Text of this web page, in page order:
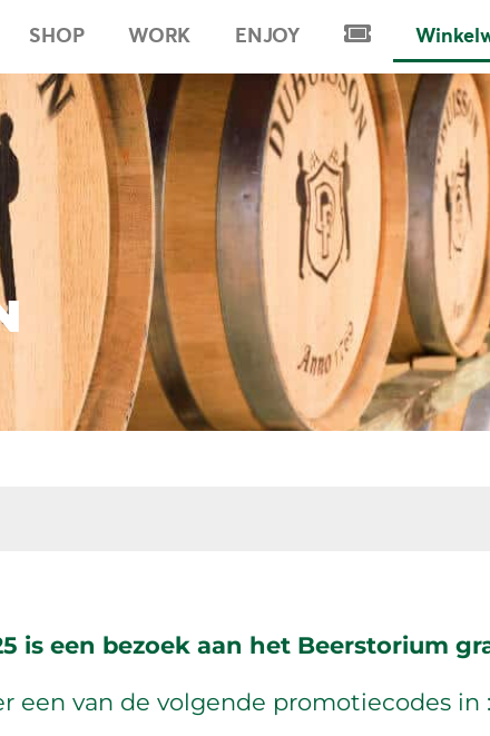
SHOP WORK ENJOY Kaartjes &
is een bezoek aan het Beerstorium
een van de volgende promotiecodes in :